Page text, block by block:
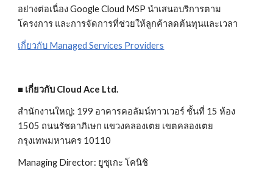
อย่างต่อเนื่อง Google Cloud MSP นำเสนอบริการตาม
โครงการ และการจัดการที่ช่วยให้ลูกค้าลดต้นทุนและเวลา
เกี่ยวกับ Managed Services Providers
■ เกี่ยวกับ Cloud Ace Ltd.
สำนักงานใหญ่: 199 อาคารคอลัมน์ทาวเวอร์ ชั้นที่ 15 ห้อง
1505 ถนนรัชดาภิเษก แขวงคลองเตย เขตคลองเตย
กรุงเทพมหานคร 10110
Managing Director: ยูซุเกะ โคนิชิ